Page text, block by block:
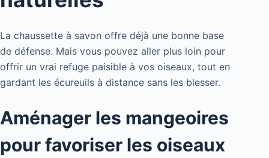
La chaussette à savon offre déjà une bonne base
de défense. Mais vous pouvez aller plus loin pour
offrir un vrai refuge paisible à vos oiseaux, tout en
gardant les écureuils à distance sans les blesser.
Aménager les mangeoires
pour favoriser les oiseaux